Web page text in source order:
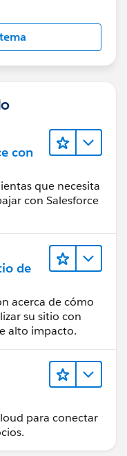
con
que necesita
con Salesforce
de
acerca de cómo
su sitio con
alto impacto.
para conectar